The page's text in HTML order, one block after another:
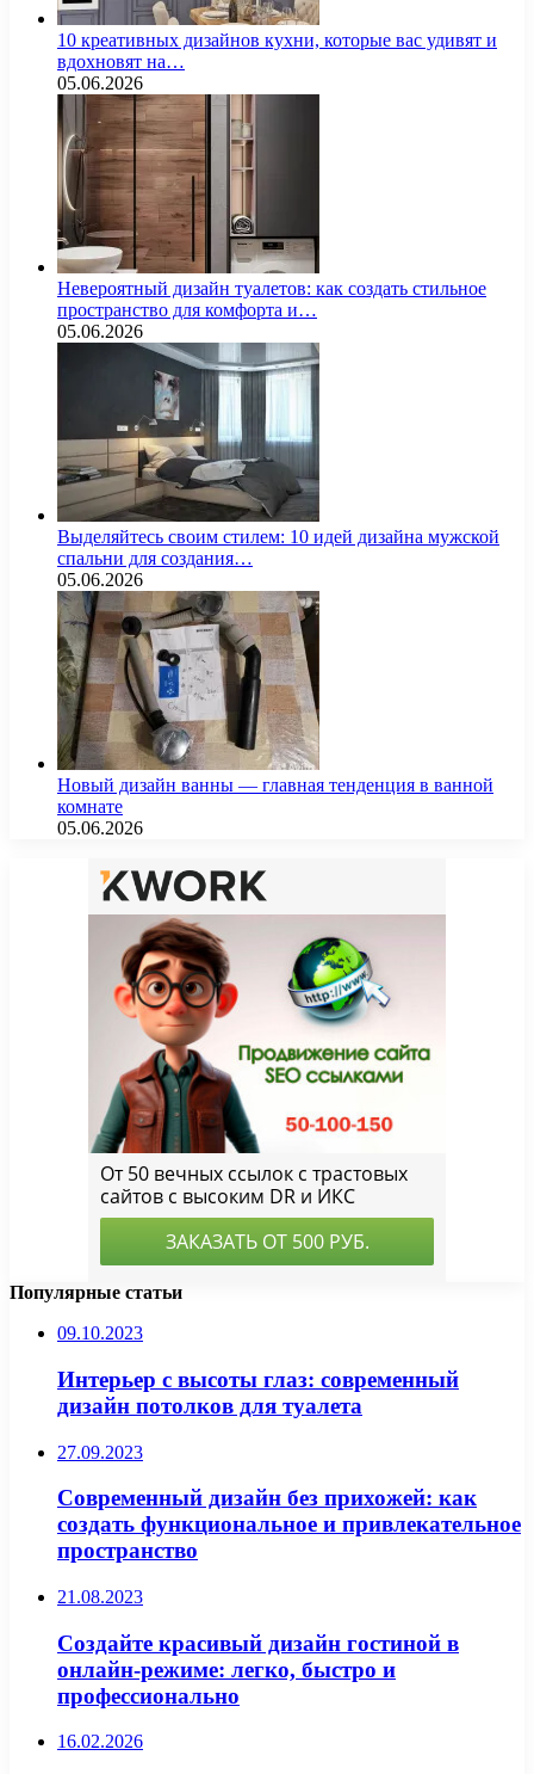
10 креативных дизайнов кухни, которые вас удивят и
вдохновят на…
05.06.2026
Невероятный дизайн туалетов: как создать стильное
пространство для комфорта и…
05.06.2026
Выделяйтесь своим стилем: 10 идей дизайна мужской
спальни для создания…
05.06.2026
Новый дизайн ванны — главная тенденция в ванной
комнате
05.06.2026
Популярные статьи
09.10.2023
Интерьер с высоты глаз: современный
дизайн потолков для туалета
27.09.2023
Современный дизайн без прихожей: как
создать функциональное и привлекательное
пространство
21.08.2023
Создайте красивый дизайн гостиной в
онлайн-режиме: легко, быстро и
профессионально
16.02.2026